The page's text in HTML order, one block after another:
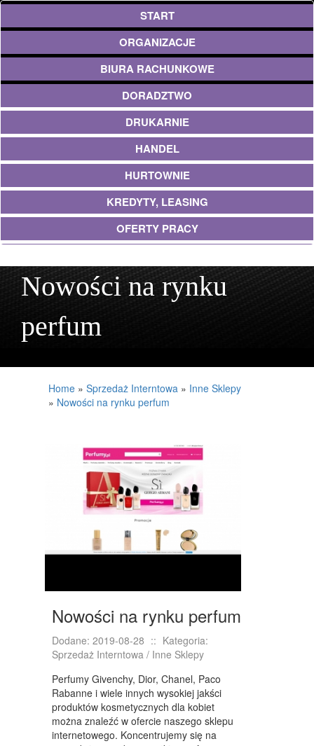
START
ORGANIZACJE
BIURA RACHUNKOWE
DORADZTWO
DRUKARNIE
HANDEL
HURTOWNIE
KREDYTY, LEASING
OFERTY PRACY
EKOLOGIA
ARCHITEKTURA
MATERIAŁY BUDOWLANE
DRZWI I OKNA
NIERUCHOMOŚCI, DZIAŁKI
DOMY, MIESZKANIA
UMIEJĘTNOŚCI
PLACÓWKI EDUKACYJNE
KURSY I SZKOLENIA
TŁUMACZENIA
KSIĄŻKI, CZASOPISMA
SPRZEDAŻ INTERNTOWA
BIŻUTERIA
Nowości na rynku
perfum
Home » Sprzedaż Interntowa » Inne Sklepy
» Nowości na rynku perfum
Nowości na rynku perfum
Dodane: 2019-08-28 :: Kategoria:
Sprzedaż Interntowa / Inne Sklepy
Perfumy Givenchy, Dior, Chanel, Paco
Rabanne i wiele innych wysokiej jakści
produktów kosmetycznych dla kobiet
można znaleźć w ofercie naszego sklepu
internetowego. Koncentrujemy się na